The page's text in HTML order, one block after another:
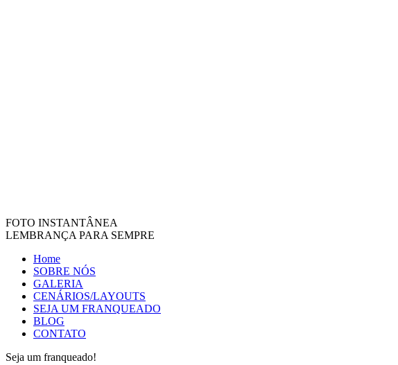
FOTO INSTANTÂNEA
LEMBRANÇA PARA SEMPRE
Home
SOBRE NÓS
GALERIA
CENÁRIOS/LAYOUTS
SEJA UM FRANQUEADO
BLOG
CONTATO
Seja um franqueado!